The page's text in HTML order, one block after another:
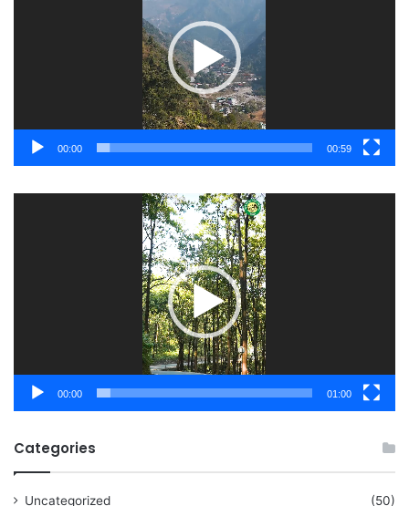
00:00 00:59
00:00 01:00
Categories
Uncategorized (50)